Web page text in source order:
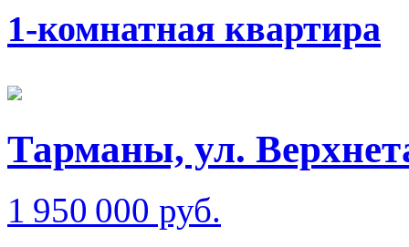
1-комнатная квартира
Тарманы, ул.
1 950 000 руб.